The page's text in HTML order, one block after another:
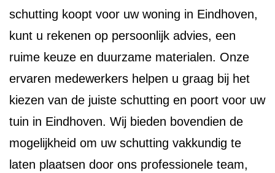
schutting koopt voor uw woning in Eindhoven,
kunt u rekenen op persoonlijk advies, een
ruime keuze en duurzame materialen. Onze
ervaren medewerkers helpen u graag bij het
kiezen van de juiste schutting en poort voor uw
tuin in Eindhoven. Wij bieden bovendien de
mogelijkheid om uw schutting vakkundig te
laten plaatsen door ons professionele team,